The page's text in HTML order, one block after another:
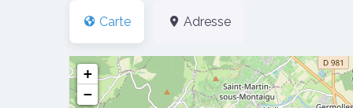
Carte Adresse
+
−